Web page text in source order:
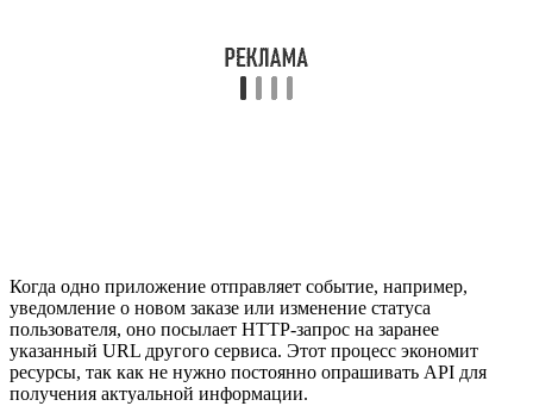
Когда одно приложение отправляет событие, например,
уведомление о новом заказе или изменение статуса
пользователя, оно посылает HTTP-запрос на заранее
указанный URL другого сервиса. Этот процесс экономит
ресурсы, так как не нужно постоянно опрашивать API для
получения актуальной информации.